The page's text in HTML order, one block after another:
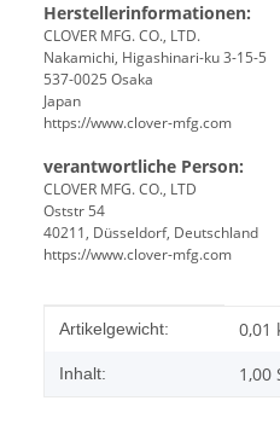
Herstellerinformationen:
CLOVER MFG. CO., LTD.
Nakamichi, Higashinari-ku 3-15-5
537-0025 Osaka
Japan
https://www.clover-mfg.com
verantwortliche Person:
CLOVER MFG. CO., LTD
Oststr 54
40211, Düsseldorf, Deutschland
https://www.clover-mfg.com
Produkteigenschaft
Wert
Artikelgewicht: 0,01
Inhalt: 1,00